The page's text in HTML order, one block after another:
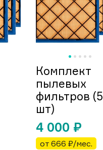
Комплект
пылевых
фильтров (5
шт)
4 000 ₽
от 666 ₽/мес.